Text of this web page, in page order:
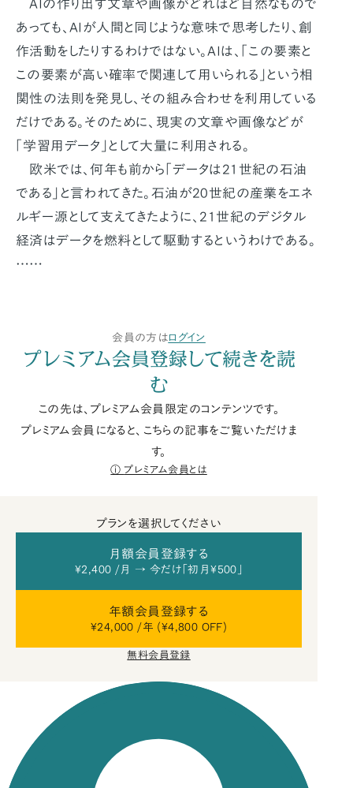
AIの作り出す文章や画像がどれほど自然なもので
あっても、AIが人間と同じような意味で思考したり、創
作活動をしたりするわけではない。AIは、「この要素と
この要素が高い確率で関連して用いられる」という相
関性の法則を発見し、その組み合わせを利用している
だけである。そのために、現実の文章や画像などが
「学習用データ」として大量に利用される。
欧米では、何年も前から「データは21世紀の石油
である」と言われてきた。石油が20世紀の産業をエネ
ルギー源として支えてきたように、21世紀のデジタル
経済はデータを燃料として駆動するというわけである。
……
会員の方はログイン
プレミアム会員登録して続きを読
む
この先は、プレミアム会員限定のコンテンツです。
プレミアム会員になると、こちらの記事をご覧いただけま
す。
プレミアム会員とは
プランを選択してください
月額会員登録する
¥2,400 /月 → 今だけ「初月¥500」
年額会員登録する
¥24,000 /年 (¥4,800 OFF)
無料会員登録